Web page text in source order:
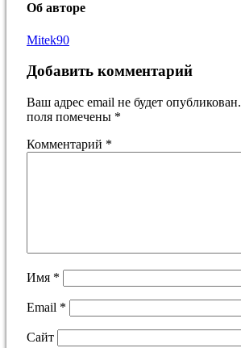
Об авторе
Mitek90
Добавить комментарий
Ваш адрес email не будет опубликован.
поля помечены *
Комментарий *
Имя *
Email *
Сайт